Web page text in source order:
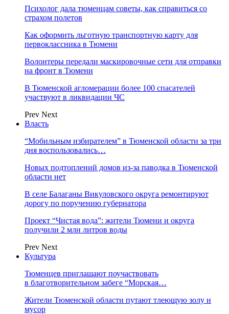
Психолог дала тюменцам советы, как справиться со
страхом полетов
Как оформить льготную транспортную карту для
первоклассника в Тюмени
Волонтеры передали маскировочные сети для отправки
на фронт в Тюмени
В Тюменской агломерации более 100 спасателей
участвуют в ликвидации ЧС
Prev Next
Власть
“Мобильным избирателем” в Тюменской области за три
дня воспользовались…
Новых подтоплений домов из-за паводка в Тюменской
области нет
В селе Балаганы Викуловского округа ремонтируют
дорогу по поручению губернатора
Проект “Чистая вода”: жители Тюмени и округа
получили 2 млн литров воды
Prev Next
Культура
Тюменцев приглашают поучаствовать
в благотворительном забеге “Морская…
Жители Тюменской области путают тлеющую золу и
мусор